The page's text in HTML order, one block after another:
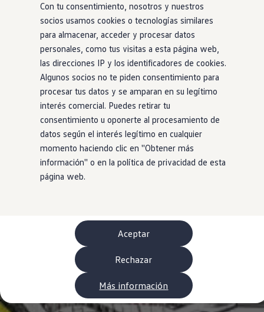
Con tu consentimiento, nosotros y nuestros
socios usamos cookies o tecnologías similares
para almacenar, acceder y procesar datos
personales, como tus visitas a esta página web,
las direcciones IP y los identificadores de cookies.
Algunos socios no te piden consentimiento para
procesar tus datos y se amparan en su legítimo
interés comercial. Puedes retirar tu
consentimiento u oponerte al procesamiento de
datos según el interés legítimo en cualquier
momento haciendo clic en ''Obtener más
información'' o en la política de privacidad de esta
página web.
Aceptar
Rechazar
Más información
Accessorios
Información útil
Viajar en coche
WLTP
Guía de mantenimiento
Servicio de mantenimiento Volkswagen
Neumáticos
Garantía Volkswagen
Piezas
Aceite y líquidos
Customized-Solution portal
myVolkswagen
Cita taller
Conectividad
California App
Volkswagen Connect Shop
Mundo Camper
Volkswagen California
Volkswagen Grand California
Mundo Volkswagen
Sala de Prensa
Historia Volkswagen Canarias
Digital Showroom
Club Fidelización
Alquiler de furgonetas Xtravans
Blog